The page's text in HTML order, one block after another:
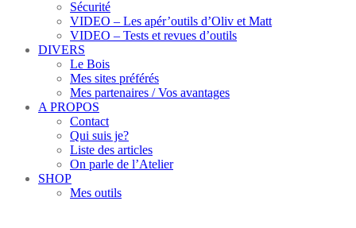
Sécurité
VIDEO – Les apér’outils d’Oliv et Matt
VIDEO – Tests et revues d’outils
DIVERS
Le Bois
Mes sites préférés
Mes partenaires / Vos avantages
A PROPOS
Contact
Qui suis je?
Liste des articles
On parle de l’Atelier
SHOP
Mes outils